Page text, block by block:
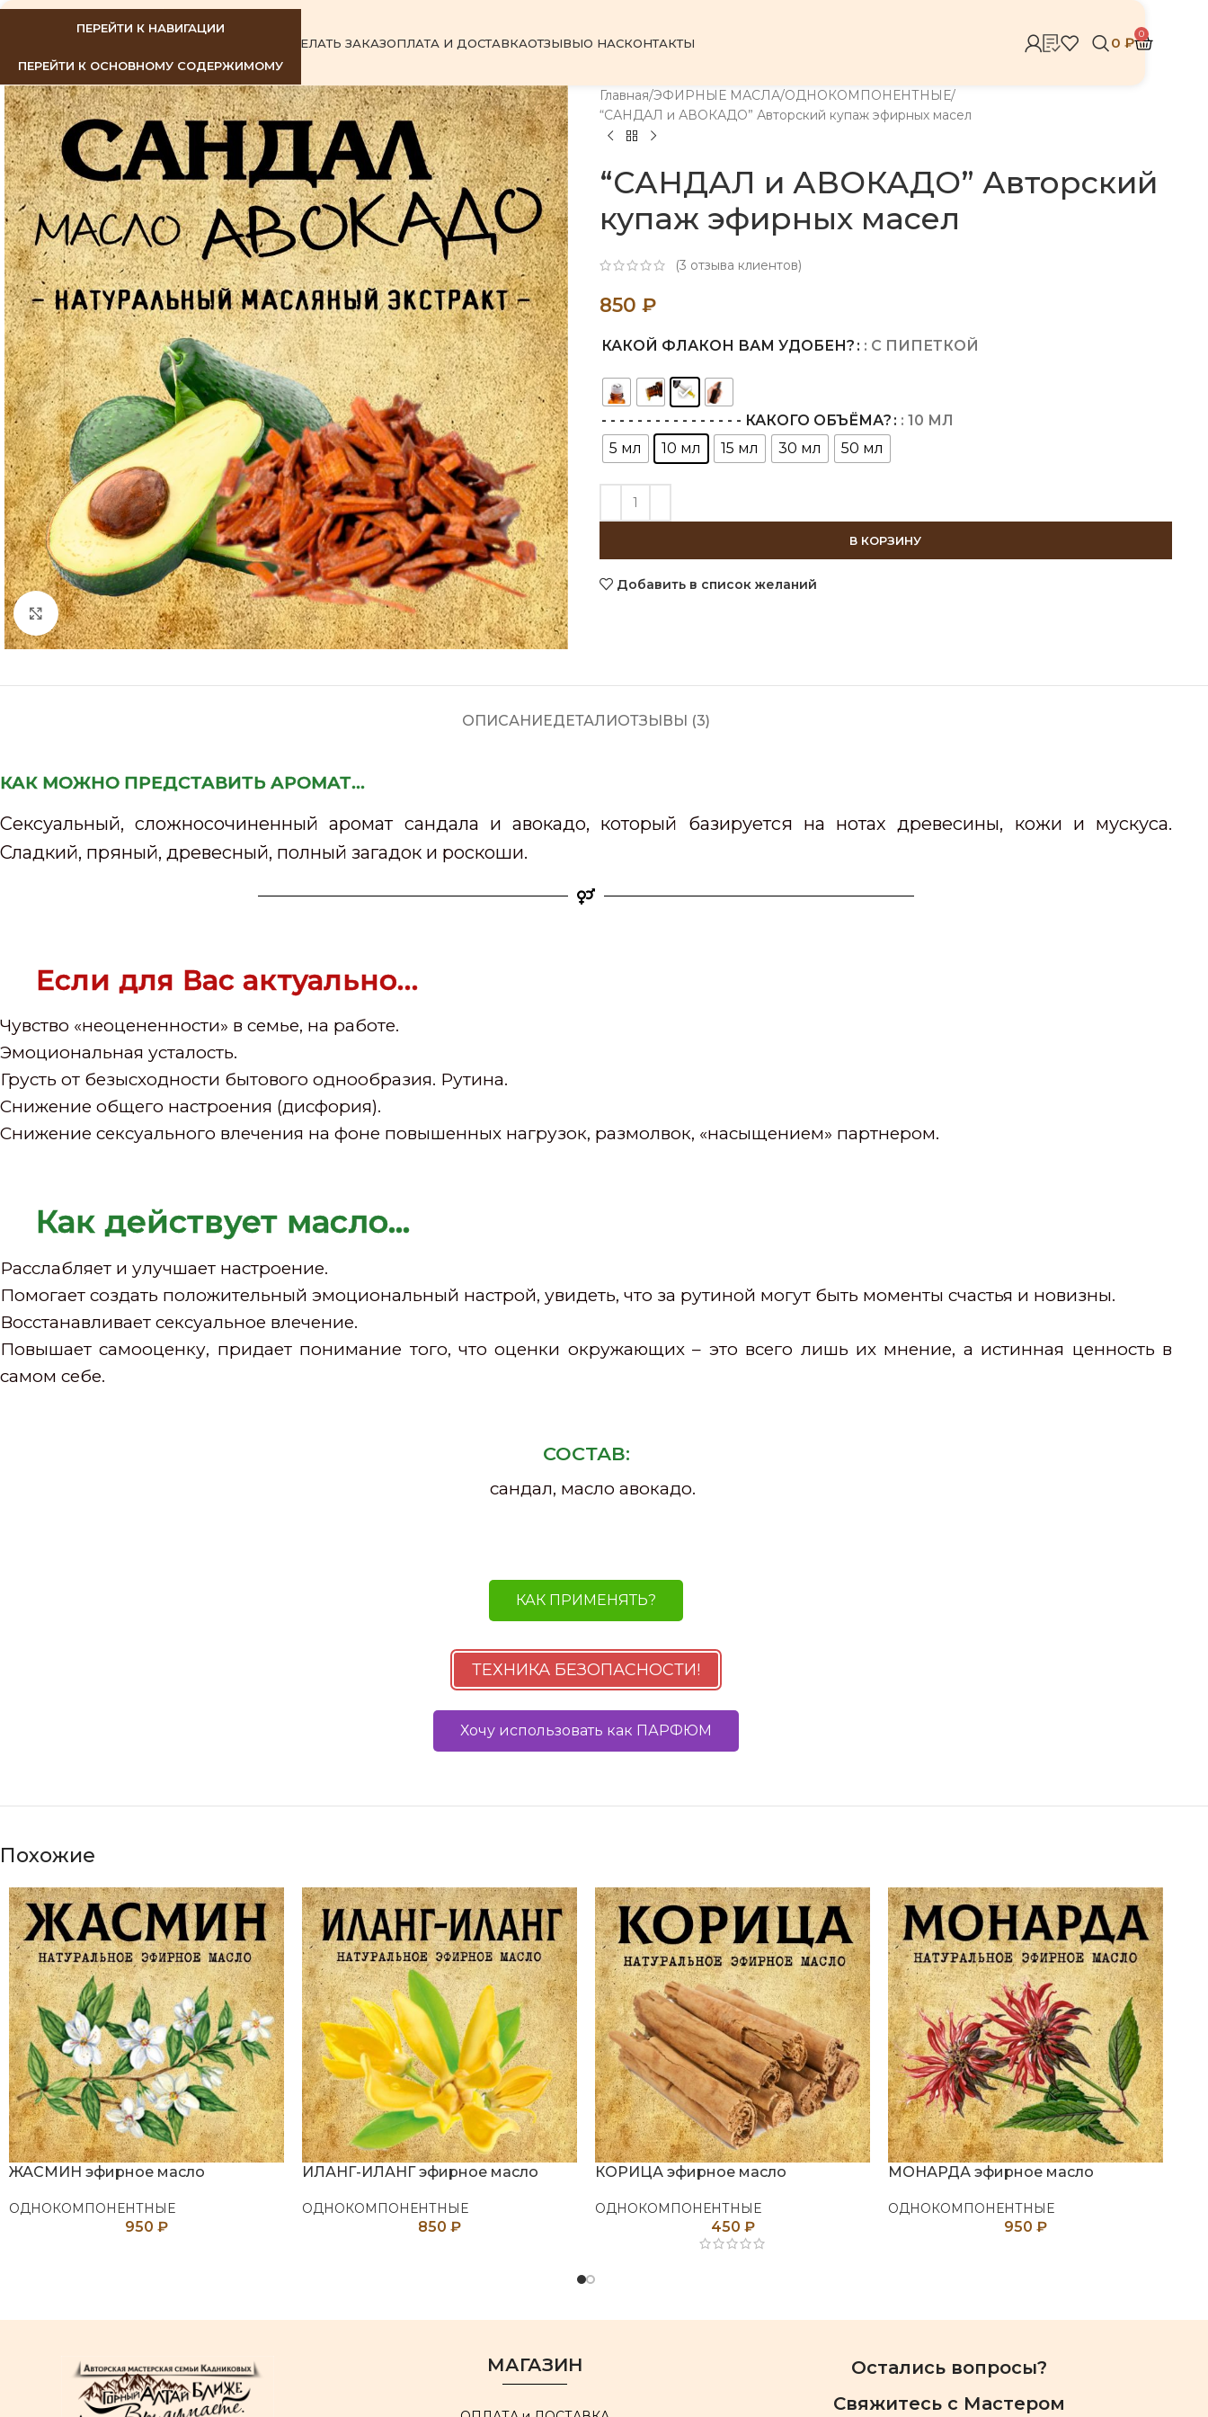
ПЕРЕЙТИ К НАВИГАЦИИ
ПЕРЕЙТИ К ОСНОВНОМУ СОДЕРЖИМОМУ
КАК СДЕЛАТЬ ЗАКАЗОПЛАТА И ДОСТАВКАОТЗЫВЫО НАСКОНТАКТЫ 0 ₽
0
Нажмите, чтобы увеличить
Главная ЭФИРНЫЕ МАСЛА ОДНОКОМПОНЕНТНЫЕ
“САНДАЛ и АВОКАДО” Авторский купаж эфирных масел
“САНДАЛ и АВОКАДО” Авторский
купаж эфирных масел
(3 отзыва клиентов)
850 ₽
КАКОЙ ФЛАКОН ВАМ УДОБЕН? : С ПИПЕТКОЙ
- - - - - - - - - - - - - - - - КАКОГО ОБЪЁМА?
: 10 МЛ
5 мл
10 мл 15 мл 30 мл 50 мл
В КОРЗИНУ
Добавить в список желаний
ОПИСАНИЕДЕТАЛИОТЗЫВЫ (3)
КАК МОЖНО ПРЕДСТАВИТЬ АРОМАТ...
Сексуальный, сложносочиненный аромат сандала и авокадо, который базируется на нотах древесины, кожи и мускуса.
Сладкий, пряный, древесный, полный загадок и роскоши.
Если для Вас актуально…
Чувство «неоцененности» в семье, на работе.
Эмоциональная усталость.
Грусть от безысходности бытового однообразия. Рутина.
Снижение общего настроения (дисфория).
Снижение сексуального влечения на фоне повышенных нагрузок, размолвок, «насыщением» партнером.
Как действует масло...
Расслабляет и улучшает настроение.
Помогает создать положительный эмоциональный настрой, увидеть, что за рутиной могут быть моменты счастья и новизны.
Восстанавливает сексуальное влечение.
Повышает самооценку, придает понимание того, что оценки окружающих – это всего лишь их мнение, а истинная ценность в
самом себе.
СОСТАВ:
сандал, масло авокадо.
КАК ПРИМЕНЯТЬ?
ТЕХНИКА БЕЗОПАСНОСТИ!
Хочу использовать как ПАРФЮМ
Похожие
ЖАСМИН эфирное масло
ОДНОКОМПОНЕНТНЫЕ
950 ₽
ИЛАНГ-ИЛАНГ эфирное масло
ОДНОКОМПОНЕНТНЫЕ
850 ₽
КОРИЦА эфирное масло
ОДНОКОМПОНЕНТНЫЕ
450 ₽
МОНАРДА эфирное масло
ОДНОКОМПОНЕНТНЫЕ
950 ₽
МАГАЗИН
Остались вопросы?
Свяжитесь с Мастером